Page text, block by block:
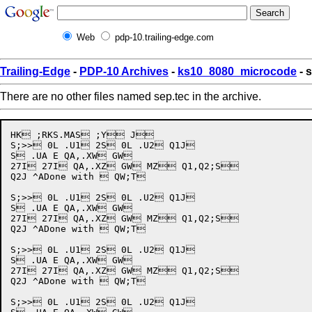
Web pdp-10.trailing-edge.com
Trailing-Edge - PDP-10 Archives - ks10_8080_microcode -
There are no other files named sep.tec in the archive.
HK ;RKS.MAS ;Y J
S;>> 0L .U1 2S 0L .U2 Q1J
S .UA E QA,.XW GW
27I 27I QA,.XZ GW MZ Q1,Q2;S
Q2J ^ADone with  QW;T
S;>> 0L .U1 2S 0L .U2 Q1J
S .UA E QA,.XW GW
27I 27I QA,.XZ GW MZ Q1,Q2;S
Q2J ^ADone with  QW;T
S;>> 0L .U1 2S 0L .U2 Q1J
S .UA E QA,.XW GW
27I 27I QA,.XZ GW MZ Q1,Q2;S
Q2J ^ADone with  QW;T
S;>> 0L .U1 2S 0L .U2 Q1J